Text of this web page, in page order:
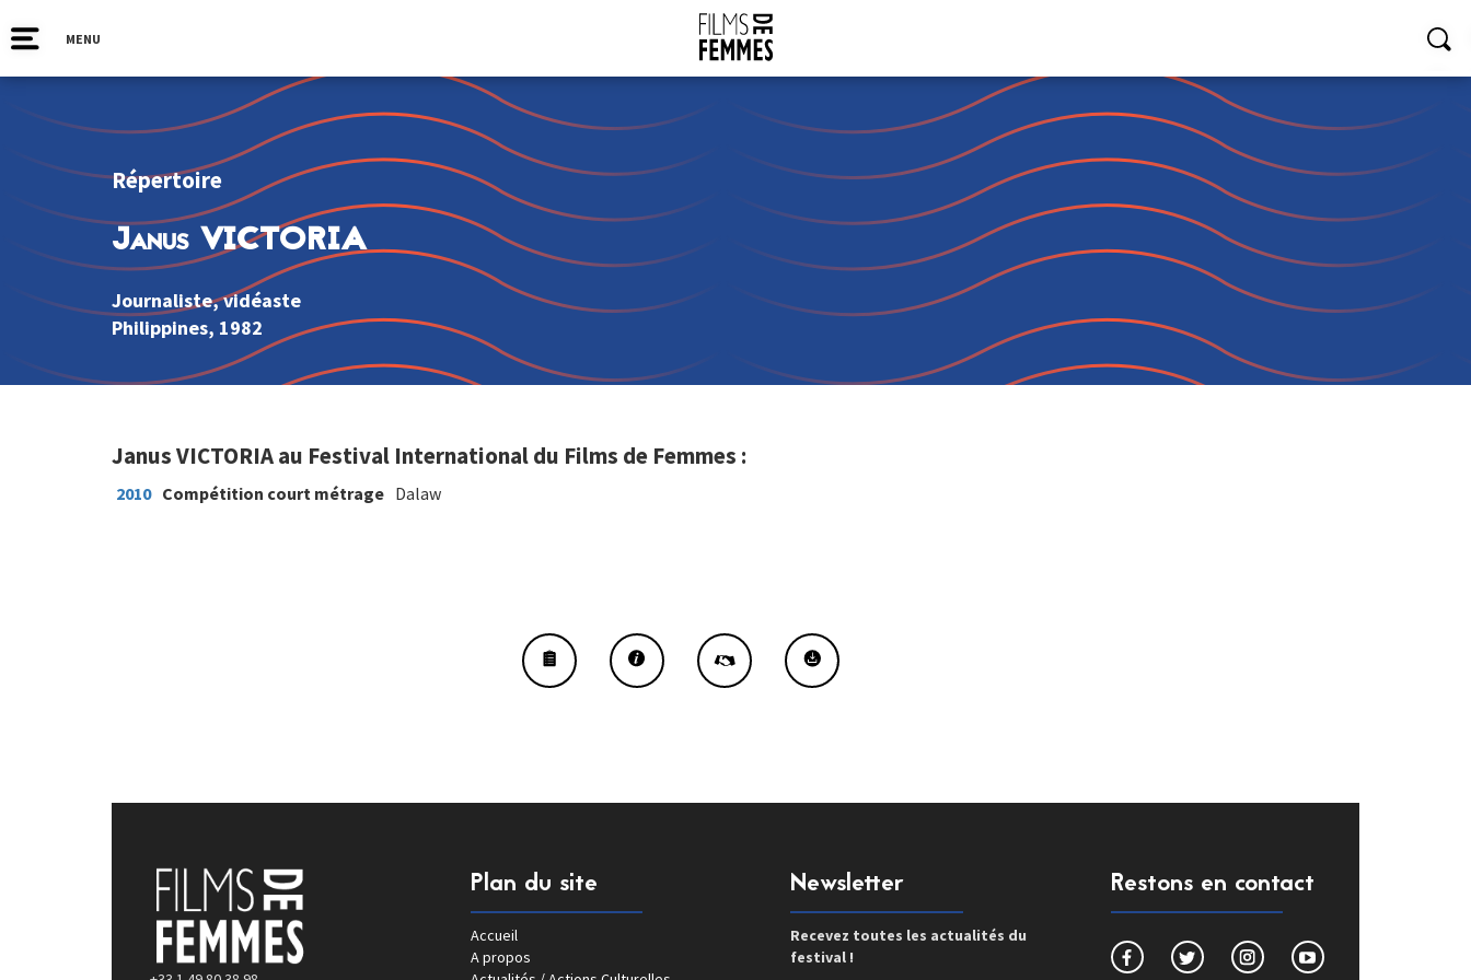
MENU
Répertoire
Janus VICTORIA
Journaliste, vidéaste
Philippines, 1982
Janus VICTORIA au Festival International du Films de Femmes :
2010 Compétition court métrage Dalaw
Plan du site
Accueil
A propos
Newsletter
Recevez toutes les actualités du
festival !
Restons en contact